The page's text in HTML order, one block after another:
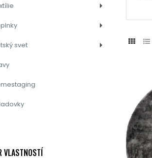
svet
VLASTNOSTÍ